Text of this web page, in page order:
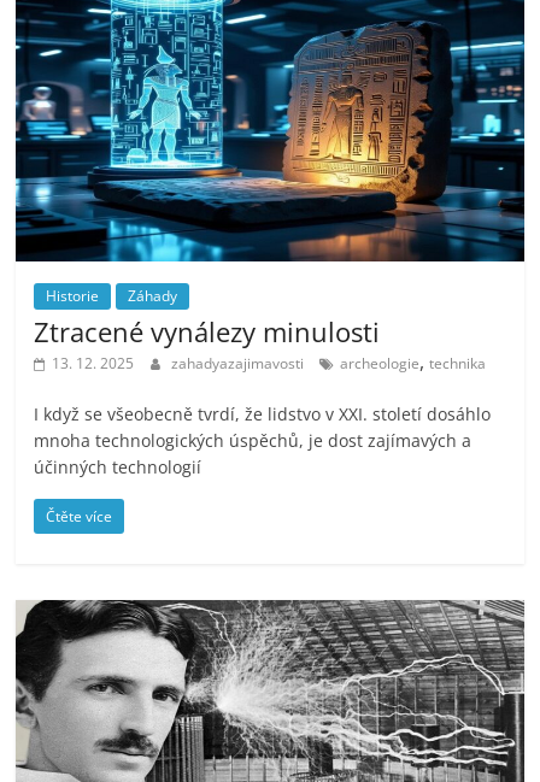
Historie Záhady
Ztracené vynálezy minulosti
13. 12. 2025 zahadyazajimavosti archeologie,technika
I když se všeobecně tvrdí, že lidstvo v XXI. století dosáhlo
mnoha technologických úspěchů, je dost zajímavých a
účinných technologií
Čtěte více